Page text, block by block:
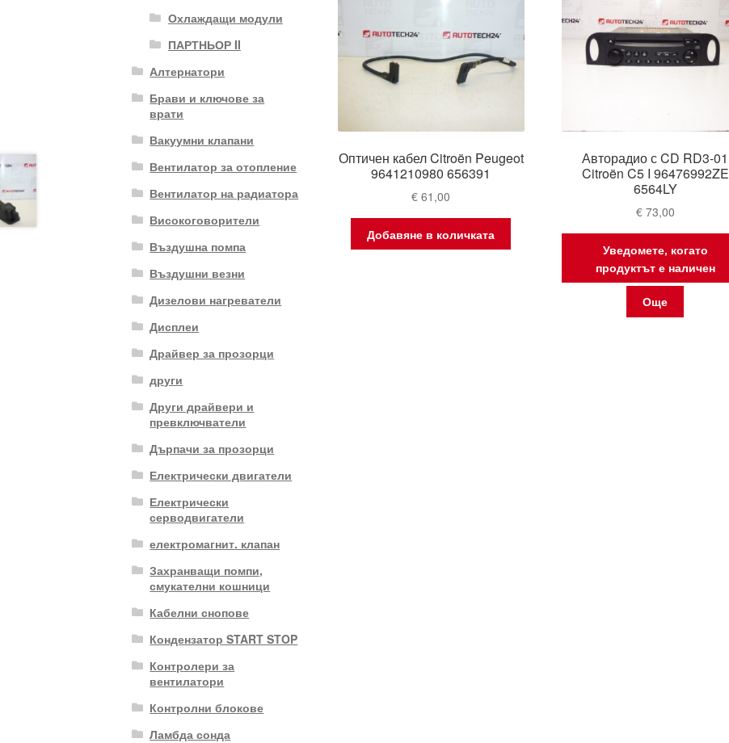
Оптичен кабел Citroën Peugeot
9641210980 656391
€ 61,00
Добавяне в количката
Авторадио с CD RD3-01
Citroën C5 I 96476992ZE
6564LY
€73,00
Уведомете, когато
продуктът е наличен
Още
Охлаждащи модули
ПАРТНЬОР II
Алтернатори
Брави и ключове за
врати
Вакуумни клапани
Вентилатор за отопление
Вентилатор на радиатора
Високоговорители
Въздушна помпа
Въздушни везни
Дизелови нагреватели
Дисплеи
Драйвер за прозорци
други
Други драйвери и
превключватели
Дърпачи за прозорци
Електрически двигатели
Електрически
серводвигатели
електромагнит. клапан
Захранващи помпи,
смукателни кошници
Кабелни снопове
Кондензатор START STOP
Контролери за
вентилатори
Контролни блокове
Ламбда сонда